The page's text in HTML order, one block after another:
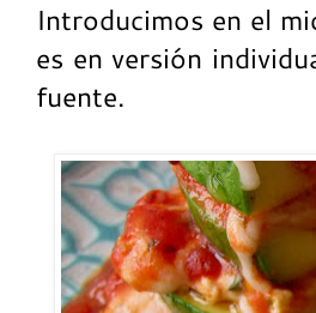
Introducimos en el
es en versión
fuente.